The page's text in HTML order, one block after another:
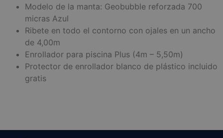
Modelo de la manta: Geobubble reforzada 700
micras Azul
Ribete en todo el contorno con ojales en un ancho
de 4,00m
Enrollador para piscina Plus (4m – 5,50m)
Protector de enrollador blanco de plástico incluido
gratis